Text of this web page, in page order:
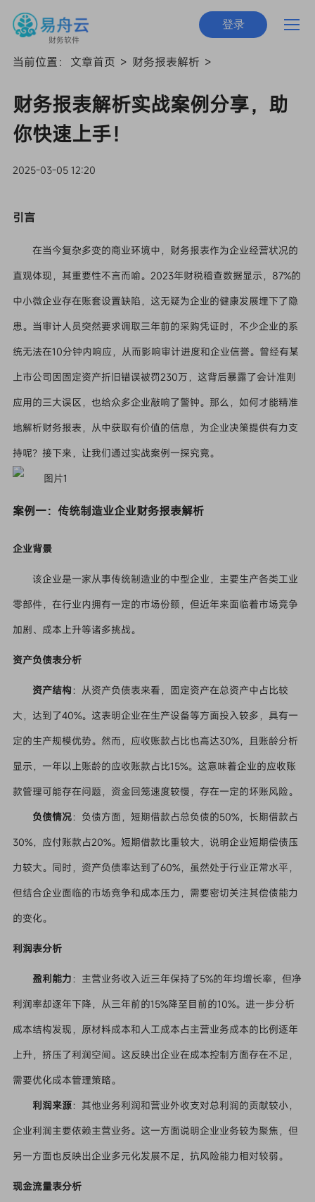
财务软件
登录
当前位置： 文章首页 > 财务报表解析 >
财务报表解析实战案例分享，助
你快速上手！
2025-03-05 12:20
引言
在当今复杂多变的商业环境中，财务报表作为企业经营状况的
直观体现，其重要性不言而喻。2023年财税稽查数据显示，87%的
中小微企业存在账套设置缺陷，这无疑为企业的健康发展埋下了隐
患。当审计人员突然要求调取三年前的采购凭证时，不少企业的系
统无法在10分钟内响应，从而影响审计进度和企业信誉。曾经有某
上市公司因固定资产折旧错误被罚230万，这背后暴露了会计准则
应用的三大误区，也给众多企业敲响了警钟。那么，如何才能精准
地解析财务报表，从中获取有价值的信息，为企业决策提供有力支
持呢？接下来，让我们通过实战案例一探究竟。
案例一：传统制造业企业财务报表解析
企业背景
该企业是一家从事传统制造业的中型企业，主要生产各类工业
零部件，在行业内拥有一定的市场份额，但近年来面临着市场竞争
加剧、成本上升等诸多挑战。
资产负债表分析
资产结构 ：从资产负债表来看，固定资产在总资产中占比较
大，达到了40%。这表明企业在生产设备等方面投入较多，具有一
定的生产规模优势。然而，应收账款占比也高达30%，且账龄分析
显示，一年以上账龄的应收账款占比15%。这意味着企业的应收账
款管理可能存在问题，资金回笼速度较慢，存在一定的坏账风险。
负债情况：负债方面，短期借款占总负债的50%，长期借款占
30%，应付账款占20%。短期借款比重较大，说明企业短期偿债压
力较大。同时，资产负债率达到了60%，虽然处于行业正常水平，
但结合企业面临的市场竞争和成本压力，需要密切关注其偿债能力
的变化。
利润表分析
盈利能力 ：主营业务收入近三年保持了5%的年均增长率，但净
利润率却逐年下降，从三年前的15%降至目前的10%。进一步分析
成本结构发现，原材料成本和人工成本占主营业务成本的比例逐年
上升，挤压了利润空间。这反映出企业在成本控制方面存在不足，
需要优化成本管理策略。
利润来源：其他业务利润和营业外收支对总利润的贡献较小，
企业利润主要依赖主营业务。这一方面说明企业业务较为聚焦，但
另一方面也反映出企业多元化发展不足，抗风险能力相对较弱。
现金流量表分析